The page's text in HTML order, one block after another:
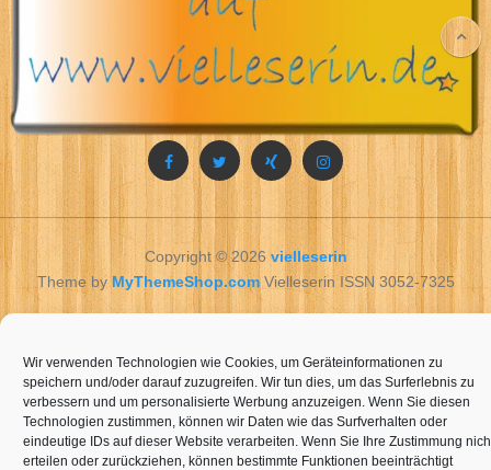
Copyright © 2026vielleserin
Theme by MyThemeShop.comVielleserin ISSN 3052-7325
Wir verwenden Technologien wie Cookies, um Geräteinformationen zu
speichern und/oder darauf zuzugreifen. Wir tun dies, um das Surferlebnis zu
verbessern und um personalisierte Werbung anzuzeigen. Wenn Sie diesen
Technologien zustimmen, können wir Daten wie das Surfverhalten oder
eindeutige IDs auf dieser Website verarbeiten. Wenn Sie Ihre Zustimmung
erteilen oder zurückziehen, können bestimmte Funktionen beeinträchtigt
צפון המדינה לדה – נערותליווי בבית שאן.